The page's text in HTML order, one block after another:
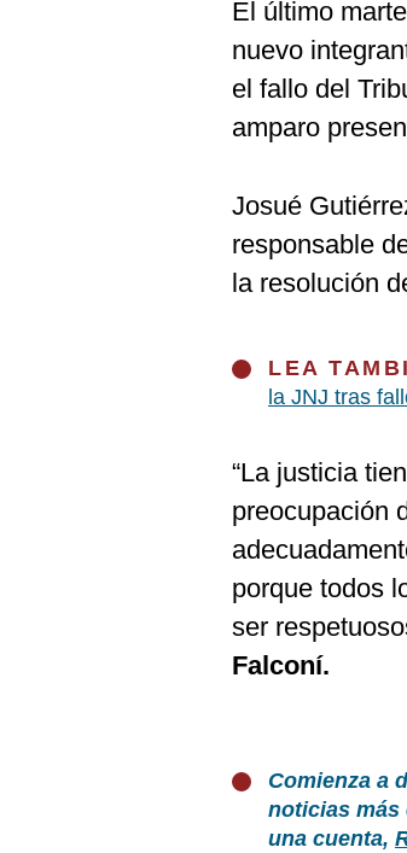
El último
nuevo
el fallo del
amparo
Josué
responsable
la resolución
LEA
la JNJ tras
“La justicia
preocupación
porque todos
ser
Falconí.
Comienza a
noticias más
una cuenta,